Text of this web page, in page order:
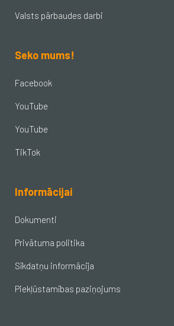
Valsts pārbaudes darbi
Seko mums!
Facebook
YouTube
YouTube
TikTok
Informācijai
Dokumenti
Privātuma politika
Sīkdatņu informācija
Piekļūstamības paziņojums